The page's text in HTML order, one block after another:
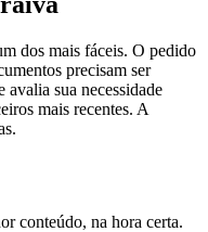
dos mais fáceis. O pedido
precisam ser
sua necessidade
mais recentes. A
conteúdo, na hora certa.